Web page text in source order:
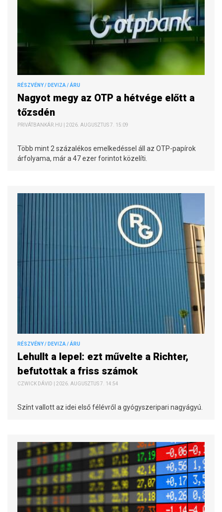
RÉSZVÉNY / DEVIZA / ÁRU
Nagyot megy az OTP a hétvége előtt a
tőzsdén
PRIVÁTBANKÁR.HU | 2026. AUGUSZTUS 7. 15:09
Több mint 2 százalékos emelkedéssel áll az OTP-papírok
árfolyama, már a 47 ezer forintot közelíti.
RÉSZVÉNY / DEVIZA / ÁRU
Lehullt a lepel: ezt művelte a Richter,
befutottak a friss számok
CZWICK DÁVID | 2026. AUGUSZTUS 7. 14:54
Színt vallott az idei első félévről a gyógyszeripari nagyágyú.